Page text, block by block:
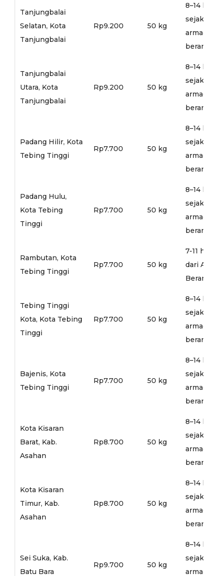
Tanjungbalai
Selatan, Kota
Tanjungbalai
Rp9.200 50 kg
8–14 hari
sejak
armada
Tanjungbalai
Utara, Kota
Tanjungbalai
Rp9.200 50 kg
8–14 hari
sejak
armada
Padang Hilir, Kota
Tebing Tinggi
Rp7.700 50 kg
8–14 hari
sejak
armada
Padang Hulu,
Kota Tebing
Tinggi
Rp7.700 50 kg
8–14 hari
sejak
armada
Rambutan, Kota
Tebing Tinggi
Rp7.700 50 kg
7-11 hari
dari
Tebing Tinggi
Kota, Kota Tebing
Tinggi
Rp7.700 50 kg
8–14 hari
sejak
armada
Bajenis, Kota
Tebing Tinggi
Rp7.700 50 kg
8–14 hari
sejak
armada
Kota Kisaran
Barat, Kab.
Asahan
Rp8.700 50 kg
8–14 hari
sejak
armada
Kota Kisaran
Timur, Kab.
Asahan
Rp8.700 50 kg
8–14 hari
sejak
armada
Sei Suka, Kab.
Batu Bara
Rp9.700 50 kg
8–14 hari
sejak
armada